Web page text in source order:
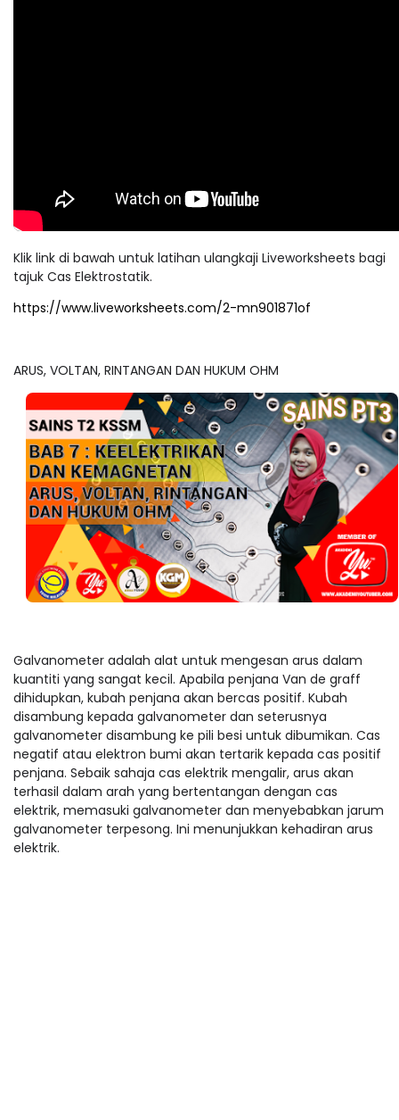
Klik link di bawah untuk latihan ulangkaji Liveworksheets bagi
tajuk Cas Elektrostatik.
https://www.liveworksheets.com/2-mn901871of
ARUS, VOLTAN, RINTANGAN DAN HUKUM OHM
Galvanometer adalah alat untuk mengesan arus dalam
kuantiti yang sangat kecil. Apabila penjana Van de graff
dihidupkan, kubah penjana akan bercas positif. Kubah
disambung kepada galvanometer dan seterusnya
galvanometer disambung ke pili besi untuk dibumikan. Cas
negatif atau elektron bumi akan tertarik kepada cas positif
penjana. Sebaik sahaja cas elektrik mengalir, arus akan
terhasil dalam arah yang bertentangan dengan cas
elektrik, memasuki galvanometer dan menyebabkan jarum
galvanometer terpesong. Ini menunjukkan kehadiran arus
elektrik.